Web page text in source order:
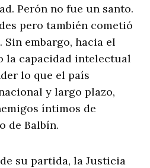
Perón no fue un santo.
pero también cometió
embargo, hacia el
la capacidad intelectual
lo que el país
y largo plazo,
íntimos de
de Balbín.
su partida, la Justicia